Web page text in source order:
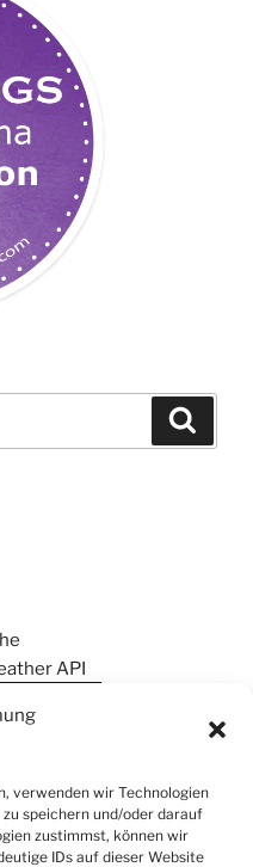
verwenden wir Technologien
speichern und/oder darauf
zustimmst, können wir
IDs auf dieser Website